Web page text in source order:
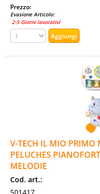
Prezzo:
Evasione Articolo:
2-5 Giorni lavorativi
V-TECH IL MIO PRIMO
PELUCHES
MELODIE
Cod. art.: